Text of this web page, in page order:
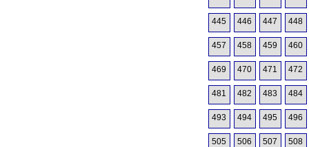
445 446 447 448
457 458 459 460
469 470 471 472
481 482 483 484
493 494 495 496
505 506 507 508